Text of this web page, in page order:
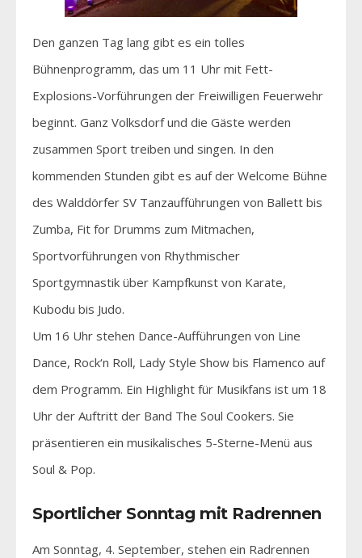
Den ganzen Tag lang gibt es ein tolles
Bühnenprogramm, das um 11 Uhr mit Fett-
Explosions-Vorführungen der Freiwilligen Feuerwehr
beginnt. Ganz Volksdorf und die Gäste werden
zusammen Sport treiben und singen. In den
kommenden Stunden gibt es auf der Welcome Bühne
des Walddörfer SV Tanzaufführungen von Ballett bis
Zumba, Fit for Drumms zum Mitmachen,
Sportvorführungen von Rhythmischer
Sportgymnastik über Kampfkunst von Karate,
Kubodu bis Judo.
Um 16 Uhr stehen Dance-Aufführungen von Line
Dance, Rock‘n Roll, Lady Style Show bis Flamenco auf
dem Programm. Ein Highlight für Musikfans ist um 18
Uhr der Auftritt der Band The Soul Cookers. Sie
präsentieren ein musikalisches 5-Sterne-Menü aus
Soul & Pop.
Sportlicher Sonntag mit Radrennen
Am Sonntag, 4. September, stehen ein Radrennen